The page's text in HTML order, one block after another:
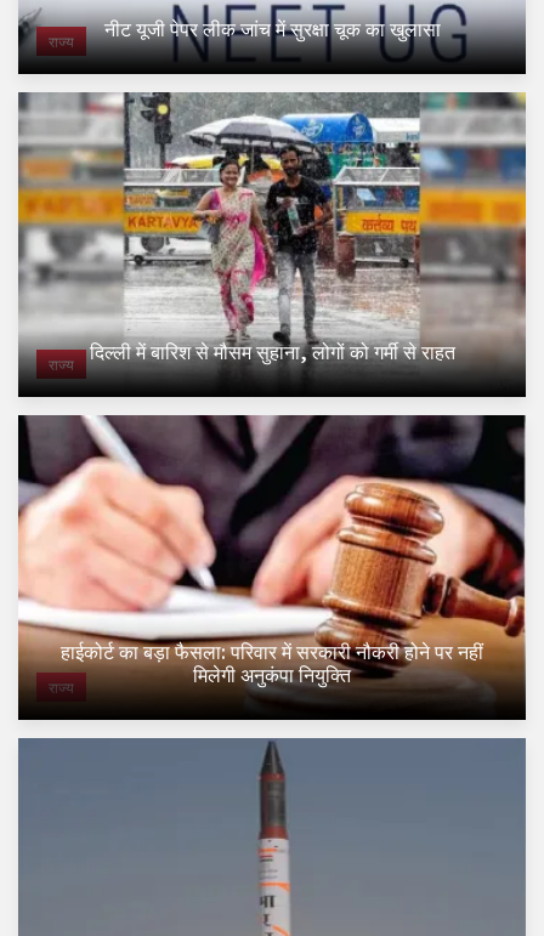
राज्य नीट यूजी पेपर लीक जांच में सुरक्षा चूक का खुलासा
राज्य दिल्ली में बारिश से मौसम सुहाना, लोगों को गर्मी से राहत
राज्य
हाईकोर्ट का बड़ा फैसला: परिवार में सरकारी नौकरी होने पर नहीं
मिलेगी अनुकंपा नियुक्ति